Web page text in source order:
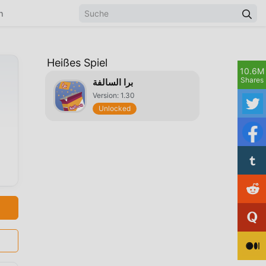
Heißes Spiel
برا السالفة
Version: 1.30
Unlocked
10.6M
Shares